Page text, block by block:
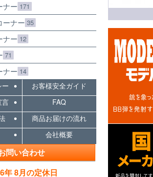
ナー 171
ーナー 35
ナー 12
71
ナー 14
お客様安全ガイド
言
FAQ
商品お届けの流れ
会社概要
問い合わせ
年 8月の定休日